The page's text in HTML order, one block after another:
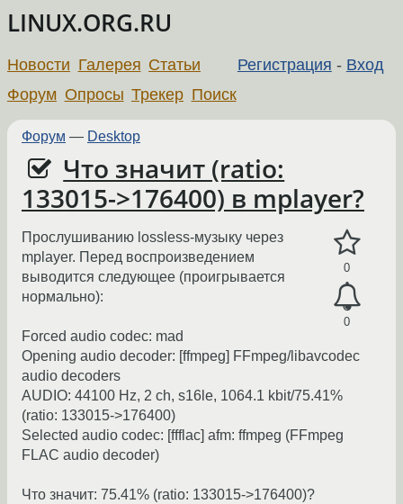
LINUX.ORG.RU
Регистрация - Вход
Новости Галерея Статьи
Форум Опросы Трекер Поиск
Форум — Desktop
Что значит (ratio:
133015->176400) в mplayer?
0
0
Прослушиванию lossless-музыку через
mplayer. Перед воспроизведением
выводится следующее (проигрывается
нормально):
Forced audio codec: mad
Opening audio decoder: [ffmpeg] FFmpeg/libavcodec
audio decoders
AUDIO: 44100 Hz, 2 ch, s16le, 1064.1 kbit/75.41%
(ratio: 133015->176400)
Selected audio codec: [ffflac] afm: ffmpeg (FFmpeg
FLAC audio decoder)
Что значит: 75.41% (ratio: 133015->176400)?